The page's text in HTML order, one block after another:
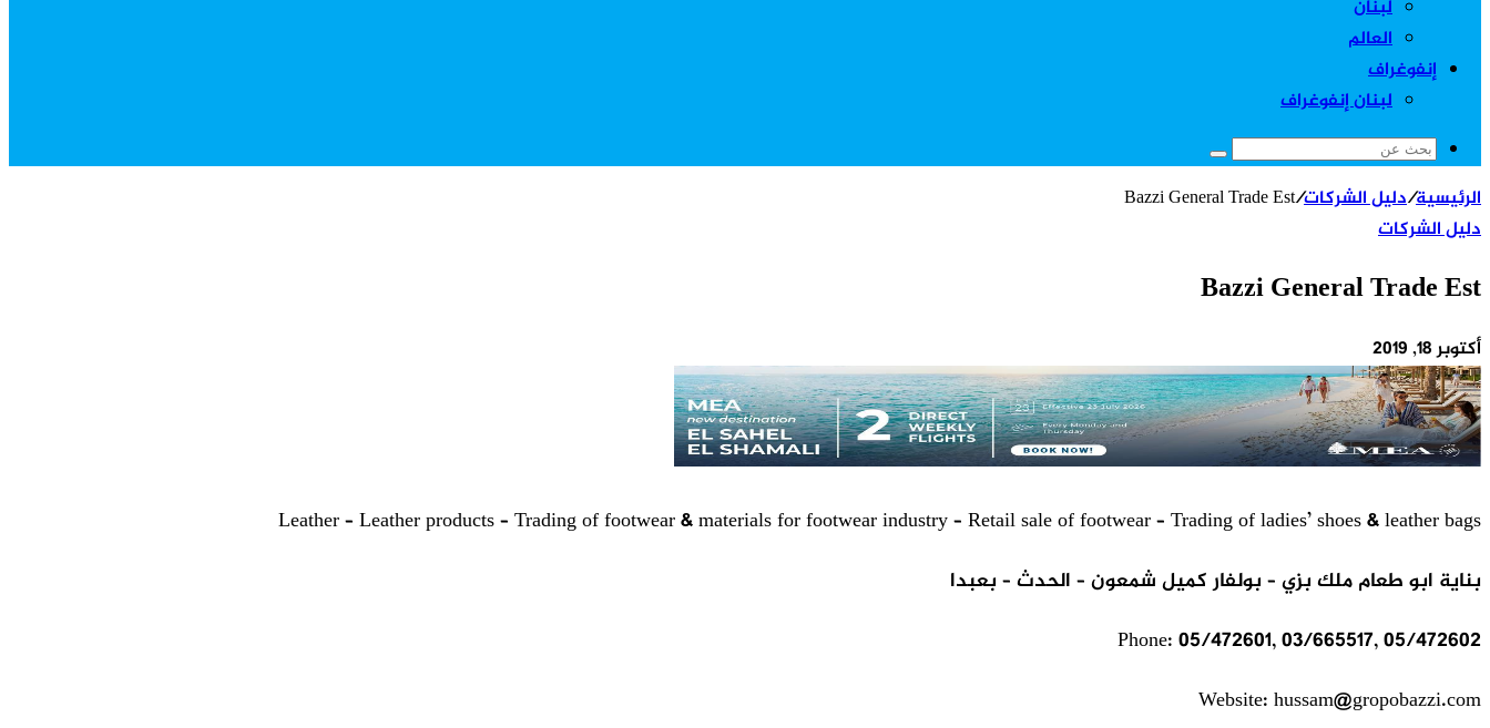
لبنان
العالم
إنفوغراف
لبنان إنفوغراف
بحث
الرئيسية/دليل الشركات/
Bazzi General Trade Est
دليل الشركات
Bazzi General Trade Est
أكتوبر 18, 2019
Leather – Leather products – Trading of footwear & materials for footwear industry – Retail sale of footwear – Trading of ladies’ shoes & leather bags
بناية ابو طعام ملك بزي – بولفار كميل شمعون – الحدث – بعبدا
Phone: 05/472601, 03/665517, 05/472602
Website: hussam@gropobazzi.com